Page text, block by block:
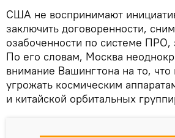
США не воспринимают
заключить договоренности,
озабоченности по системе ПРО,
По его словам, Москва
внимание Вашингтона на то,
угрожать космическим
и китайской орбитальных